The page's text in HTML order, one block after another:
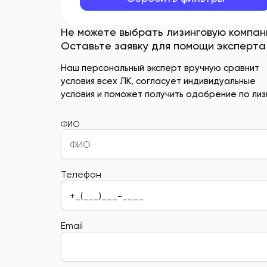
Не можете выбрать лизинговую
Оставьте заявку для помощи эксперта
Наш персональный эксперт вручную сравнит
условия всех ЛК, согласует индивидуальные
условия и поможет получить одобрение по
ФИО
Телефон
Email